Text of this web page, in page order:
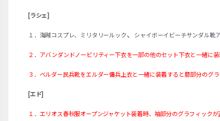
[ラシェ]
１．海賊コスプレ、ミリタリールック、 シャイボーイビーチサンダル靴
２．アバンダンドノービリティー下衣を一部の他のセット下衣と一緒に
３．ベルダー民兵靴をエルダー傭兵上衣と一緒に装着すると膝部分のグ
[エド]
１．エリオス春秋服オープンジャケット装着時、袖部分のグラフィック